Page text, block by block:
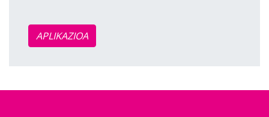
APLIKAZIOA